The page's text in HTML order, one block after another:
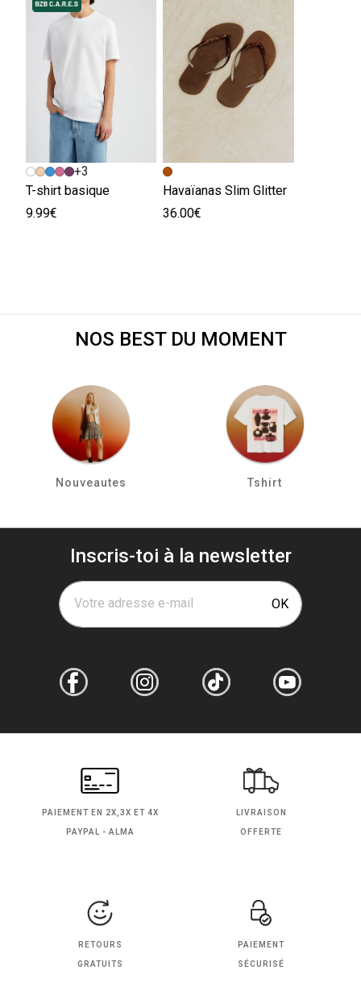
+3
T-shirt basique
9.99€
Havaïanas Slim Glitter
36.00€
NOS BEST DU MOMENT
Nouveautes Tshirt
Inscris-toi à la newsletter
Votre adresse e-mail OK
PAIEMENT EN 2X,3X ET 4X
PAYPAL - ALMA
LIVRAISON
OFFERTE
RETOURS
GRATUITS
PAIEMENT
SÉCURISÉ